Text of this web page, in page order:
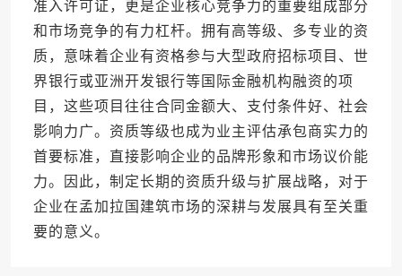
准入许可证，更是企业核心竞争力的重要组成部分
和市场竞争的有力杠杆。拥有高等级、多专业的资
质，意味着企业有资格参与大型政府招标项目、世
界银行或亚洲开发银行等国际金融机构融资的项
目，这些项目往往合同金额大、支付条件好、社会
影响力广。资质等级也成为业主评估承包商实力的
首要标准，直接影响企业的品牌形象和市场议价能
力。因此，制定长期的资质升级与扩展战略，对于
企业在孟加拉国建筑市场的深耕与发展具有至关重
要的意义。